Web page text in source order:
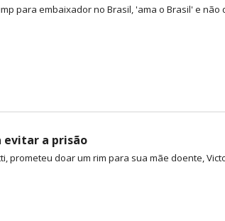
para embaixador no Brasil, 'ama o Brasil' e não
evitar a prisão
prometeu doar um rim para sua mãe doente,